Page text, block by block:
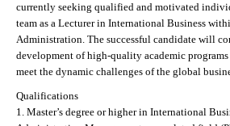
currently seeking qualified and motivated
team as a Lecturer in International Business
Administration. The successful candidate will
development of high-quality academic programs
meet the dynamic challenges of the global
Qualifications
1. Master’s degree or higher in International